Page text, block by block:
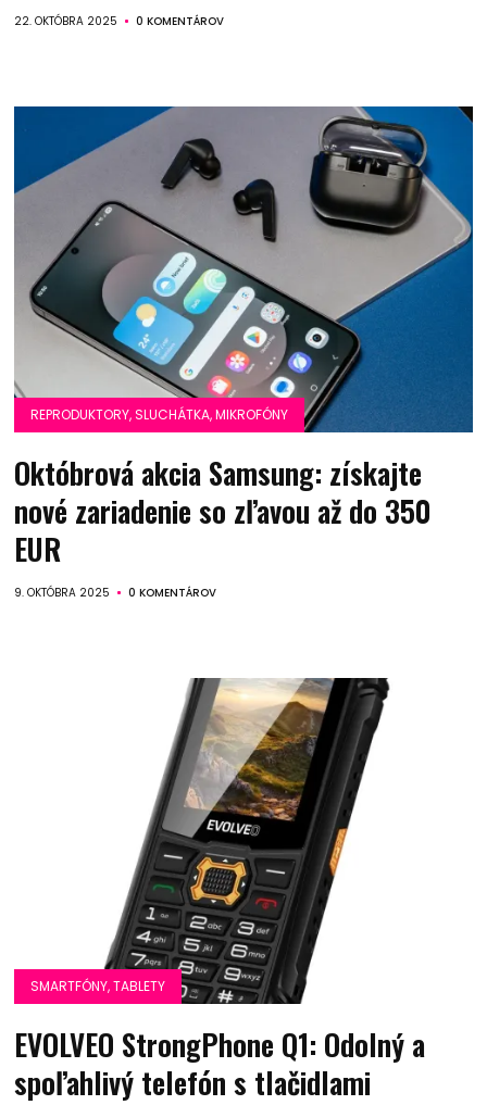
22. OKTÓBRA 2025 0 KOMENTÁROV
REPRODUKTORY, SLUCHÁTKA, MIKROFÓNY
Októbrová akcia Samsung: získajte
nové zariadenie so zľavou až do 350
EUR
9. OKTÓBRA 2025 0 KOMENTÁROV
SMARTFÓNY, TABLETY
EVOLVEO StrongPhone Q1: Odolný a
spoľahlivý telefón s tlačidlami